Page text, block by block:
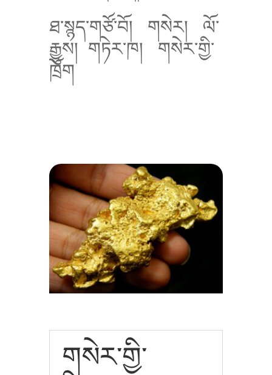
ཐ་སྙད་གཙོ་བོ། གསེར།
ལོ་
རྒྱུས། གཏེར་ཁ།
གསེར་གྱི་
ཁྲོག
གསེར་གྱི་